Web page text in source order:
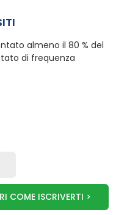
almeno il 80 % del
di frequenza
COME ISCRIVERTI >